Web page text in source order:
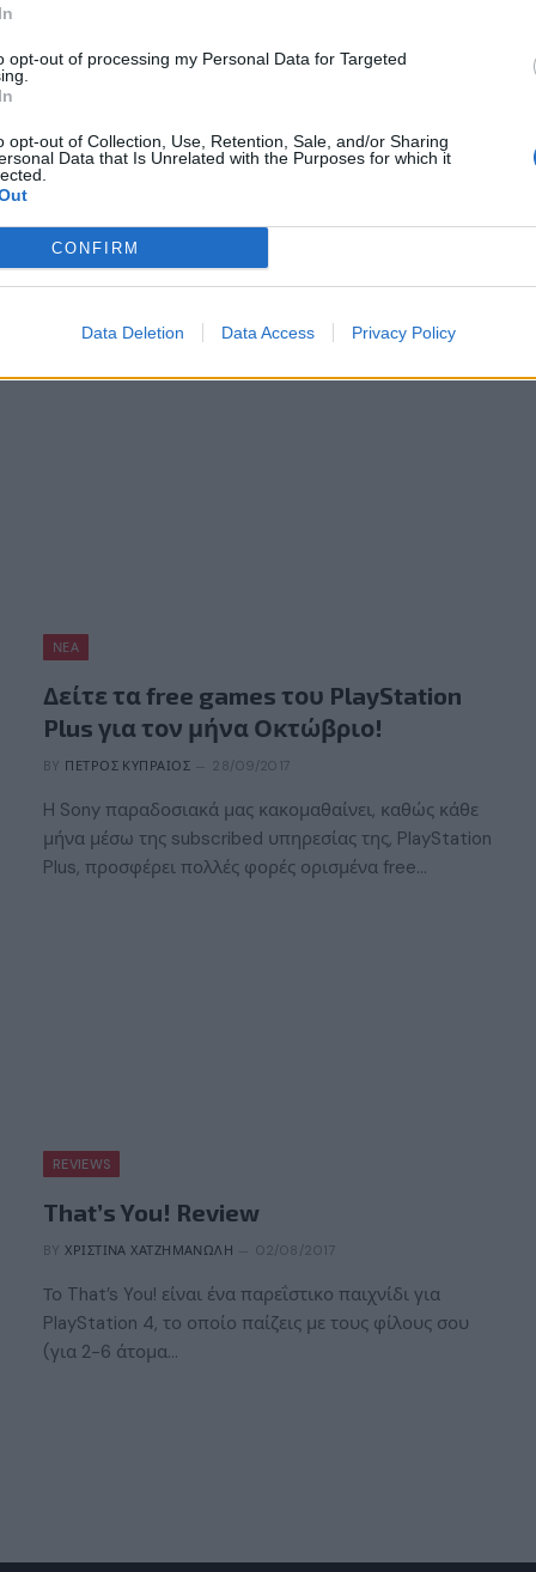
opt-out of processing my Personal Data for Targeted
opt-out of Collection, Use, Retention, Sale, and/or Sharing
Data that Is Unrelated with the Purposes for which it
CONFIRM
Data Deletion Data Access Privacy Policy
Δοκίμασε το PS4 online multiplayer
στη μεγαλύτερη κοινότητα gaming
BY ΔΗΜΉΤΡΗΣ ΘΩΜΑΔΆΚΗΣ
Ζήσε ένα συναρπαστικό 5ήμερο gaming στο PS Plus
Open Multiplayer Event, με τους αγαπημένους σου
PlayStation4 τίτλους
ΝΈΑ
Δείτε τα free games του PlayStation
Plus για τον μήνα Οκτώβριο!
BY ΠΈΤΡΟΣ ΚΥΠΡΑΊΟΣ 28/09/2017
H Sony παραδοσιακά μας κακομαθαίνει, καθώς κάθε
μήνα μέσω της subscribed υπηρεσίας της, PlayStation
Plus, προσφέρει πολλές φορές ορισμένα free…
REVIEWS
That’s You! Review
BY ΧΡΙΣΤΊΝΑ ΧΑΤΖΗΜΑΝΏΛΗ 02/08/2017
Το That’s You! είναι ένα παρεΐστικο παιχνίδι για
PlayStation 4, το οποίο παίζεις με τους φίλους σου
(για 2-6 άτομα…